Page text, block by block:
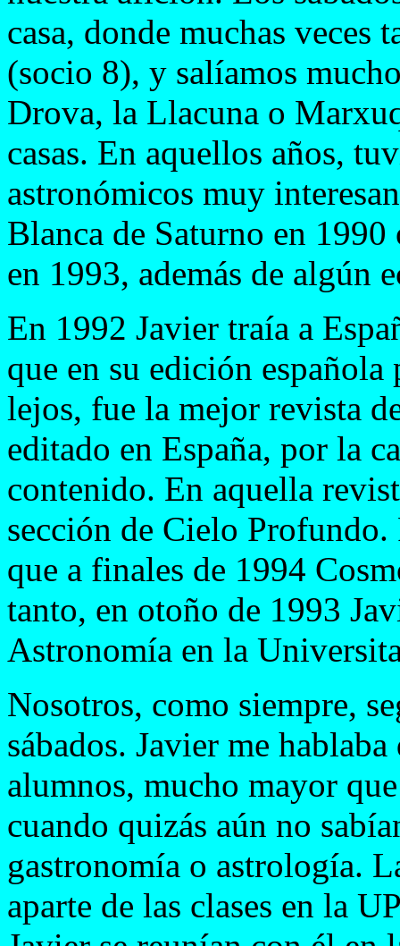
casa, donde muchas
(socio 8), y salíamos
Drova, la Llacuna o
casas. En aquellos años,
astronómicos muy
Blanca de Saturno en
en 1993, además de algún
En 1992 Javier traía a
que en su edición española
lejos, fue la mejor revista
editado en España, por la
contenido. En aquella
sección de Cielo
que a finales de 1994
tanto, en otoño de 1993
Astronomía en la
Nosotros, como siempre,
sábados. Javier me
alumnos, mucho mayor
cuando quizás aún no
gastronomía o astrología.
aparte de las clases en la